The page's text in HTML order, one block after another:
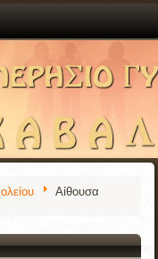
Αίθουσα